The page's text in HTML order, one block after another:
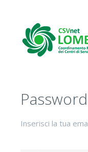
Inserisci la tua